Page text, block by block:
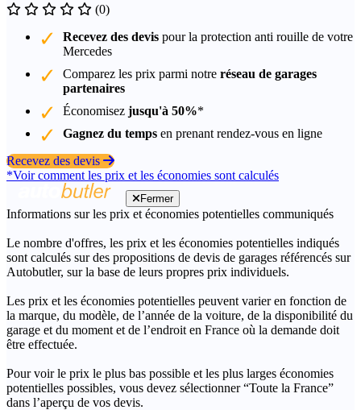
(0)
Recevez des devis pour la protection anti rouille de votre
Mercedes
Comparez les prix parmi notre réseau de garages
partenaires
Économisez jusqu'à 50%*
Gagnez du temps en prenant rendez-vous en ligne
Recevez des devis
*Voir comment les prix et les économies sont calculés
Fermer
Informations sur les prix et économies potentielles communiqués
Le nombre d'offres, les prix et les économies potentielles indiqués
sont calculés sur des propositions de devis de garages référencés sur
Autobutler, sur la base de leurs propres prix individuels.
Les prix et les économies potentielles peuvent varier en fonction de
la marque, du modèle, de l’année de la voiture, de la disponibilité du
garage et du moment et de l’endroit en France où la demande doit
être effectuée.
Pour voir le prix le plus bas possible et les plus larges économies
potentielles possibles, vous devez sélectionner “Toute la France”
dans l’aperçu de vos devis.